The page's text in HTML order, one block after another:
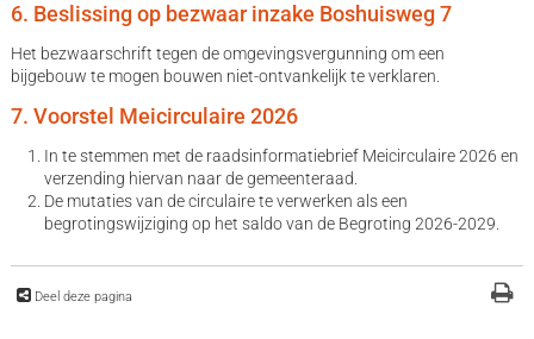
6. Beslissing op bezwaar inzake Boshuisweg 7
Het bezwaarschrift tegen de omgevingsvergunning om een
bijgebouw te mogen bouwen niet-ontvankelijk te verklaren.
7. Voorstel Meicirculaire 2026
In te stemmen met de raadsinformatiebrief Meicirculaire 2026 en
verzending hiervan naar de gemeenteraad.
De mutaties van de circulaire te verwerken als een
begrotingswijziging op het saldo van de Begroting 2026-2029.
Deel deze pagina